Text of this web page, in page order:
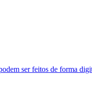
ser feitos de forma